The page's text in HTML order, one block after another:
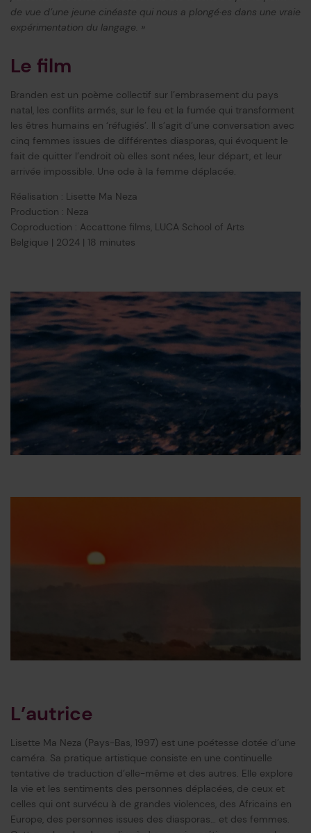
de vue d’une jeune cinéaste qui nous a plongé·es dans une vraie
expérimentation du langage. »
Le film
Branden est un poème collectif sur l’embrasement du pays
natal, les conflits armés, sur le feu et la fumée qui transforment
les êtres humains en ‘réfugiés’. Il s’agit d’une conversation avec
cinq femmes issues de différentes diasporas, qui évoquent le
fait de quitter l’endroit où elles sont nées, leur départ, et leur
arrivée impossible. Une ode à la femme déplacée.
Réalisation : Lisette Ma Neza
Production : Neza
Coproduction : Accattone films, LUCA School of Arts
Belgique | 2024 | 18 minutes
L’autrice
Lisette Ma Neza (Pays-Bas, 1997) est une poétesse dotée d’une
caméra. Sa pratique artistique consiste en une continuelle
tentative de traduction d’elle-même et des autres. Elle explore
la vie et les sentiments des personnes déplacées, de ceux et
celles qui ont survécu à de grandes violences, des Africains en
Europe, des personnes issues des diasporas… et des femmes.